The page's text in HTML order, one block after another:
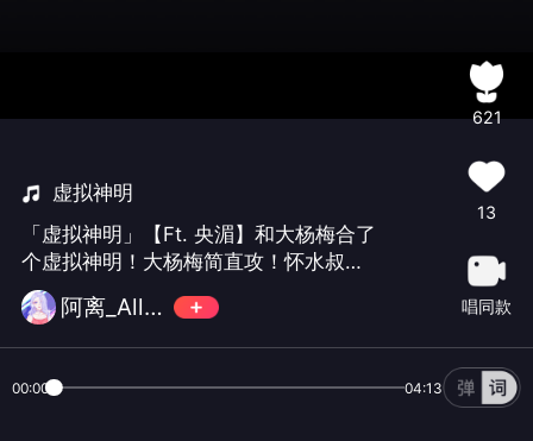
虚拟神明
「虚拟神明」【Ft. 央湄】和大杨梅合了
个虚拟神明！大杨梅简直攻！怀水叔叔
的后期也是敬业得很，边做还边卖萌！
犯规！！
阿离_Alley
621
13
唱同款
00:00 04:13